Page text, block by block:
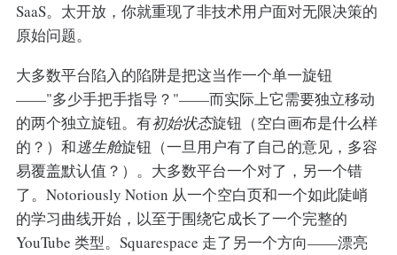
SaaS。太开放，你就重现了非技术用户面对无限决策的
原始问题。
大多数平台陷入的陷阱是把这当作一个单一旋钮
——"多少手把手指导？"——而实际上它需要独立移动
的两个独立旋钮。有初始状态旋钮（空白画布是什么样
的？）和逃生舱旋钮（一旦用户有了自己的意见，多容
易覆盖默认值？）。大多数平台一个对了，另一个错
了。Notoriously Notion 从一个空白页和一个如此陡峭
的学习曲线开始，以至于围绕它成长了一个完整的
YouTube 类型。Squarespace 走了另一个方向——漂亮